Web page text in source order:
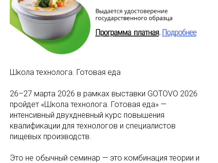
Школа технолога. Готовая еда
26–27 марта 2026 в рамках выставки GOTOVO 2026
пройдет «Школа технолога. Готовая еда» —
интенсивный двухдневный курс повышения
квалификации для технологов и специалистов
пищевых производств.
Это не обычный семинар — это комбинация теории и